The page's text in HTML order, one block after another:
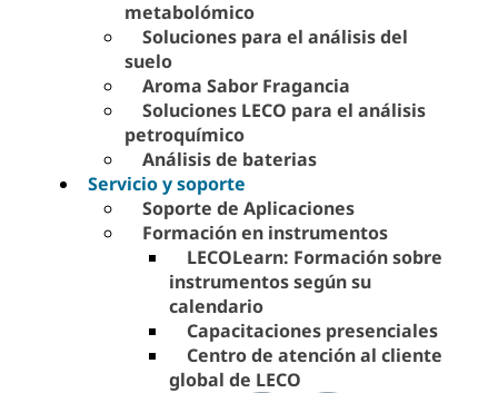
metabolómico
Soluciones para el análisis del
suelo
Aroma Sabor Fragancia
Soluciones LECO para el análisis
petroquímico
Análisis de baterias
Servicio y soporte
Soporte de Aplicaciones
Formación en instrumentos
LECOLearn: Formación sobre
instrumentos según su
calendario
Capacitaciones presenciales
Centro de atención al cliente
global de LECO